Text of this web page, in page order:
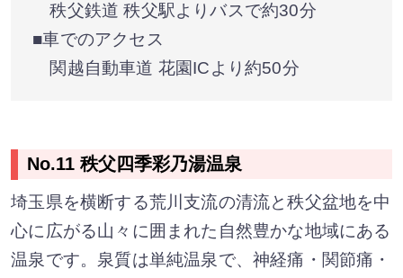
秩父鉄道 秩父駅よりバスで約30分
■車でのアクセス
関越自動車道 花園ICより約50分
No.11 秩父四季彩乃湯温泉
埼玉県を横断する荒川支流の清流と秩父盆地を中
心に広がる山々に囲まれた自然豊かな地域にある
温泉です。泉質は単純温泉で、神経痛・関節痛・